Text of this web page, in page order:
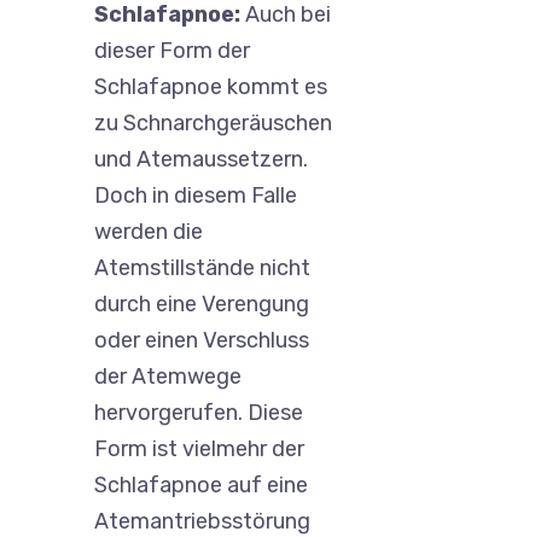
Schlafapnoe:Auch bei
dieser Form der
Schlafapnoe kommt es
zu Schnarchgeräuschen
und Atemaussetzern.
Doch in diesem Falle
werden die
Atemstillstände nicht
durch eine Verengung
oder einen Verschluss
der Atemwege
hervorgerufen. Diese
Form ist vielmehr der
Schlafapnoe auf eine
Atemantriebsstörung